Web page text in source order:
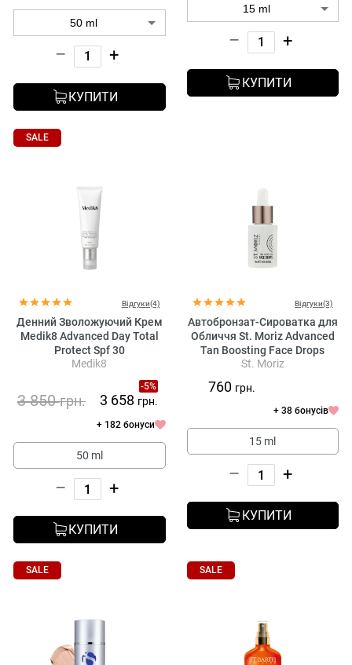
– +
КУПИТИ
– +
КУПИТИ
SALE
Відгуки(4)
Денний Зволожуючий Крем
Medik8 Advanced Day Total
Protect Spf 30
Medik8
-5%
3 850грн. 3 658 грн.
+ 182 бонуси
50 ml
– +
КУПИТИ
Відгуки(3)
Автобронзат-Сироватка для
Обличчя St. Moriz Advanced
Tan Boosting Face Drops
St. Moriz
760 грн.
+ 38 бонусів
15 ml
– +
КУПИТИ
SALE SALE